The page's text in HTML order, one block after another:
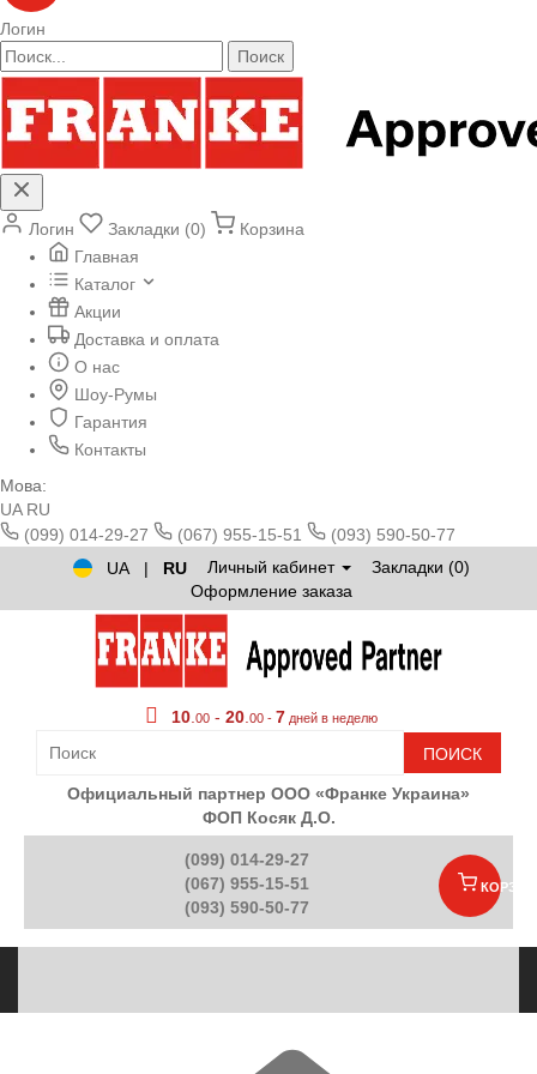
Логин
Поиск
Логин Закладки (0)
Корзина
Главная
Каталог
Акции
Доставка и оплата
О нас
Шоу-Румы
Гарантия
Контакты
Мова:
UA RU
(099) 014-29-27
(067) 955-15-51
(093) 590-50-77
UA
| RU Личный кабинет
Закладки (0)
Оформление заказа
10 00 - 20 00 - 7 дней в неделю
ПОИСК
Официальный партнер ООО «Франке Украина»
ФОП Косяк Д.О.
(099) 014-29-27
(067) 955-15-51
(093) 590-50-77